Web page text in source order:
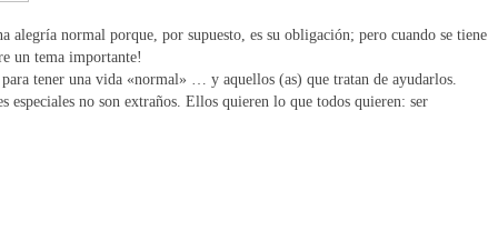
normal porque, por supuesto, es su obligación; pero cuando se tiene
un tema importante!
tener una vida «normal» … y aquellos (as) que tratan de ayudarlos.
especiales no son extraños. Ellos quieren lo que todos quieren: ser